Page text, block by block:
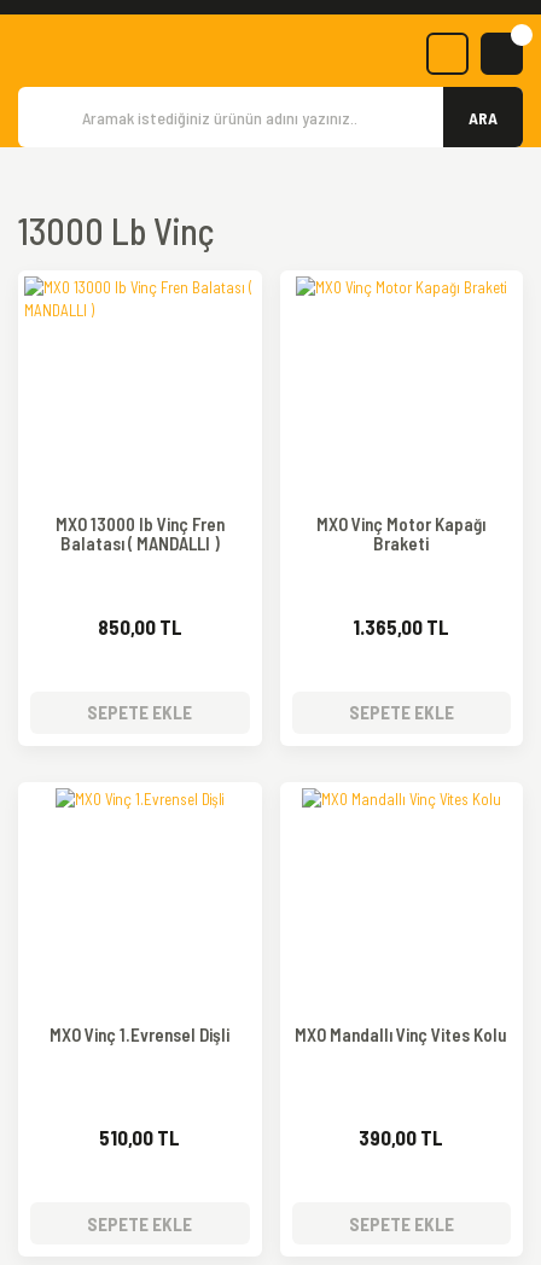
ARA
13000 Lb Vinç
MXO 13000 lb Vinç Fren
Balatası ( MANDALLI )
850,00 TL
SEPETE EKLE
MXO Vinç Motor Kapağı
Braketi
1.365,00 TL
SEPETE EKLE
MXO Vinç 1.Evrensel Dişli
510,00 TL
SEPETE EKLE
MXO Mandallı Vinç Vites Kolu
390,00 TL
SEPETE EKLE